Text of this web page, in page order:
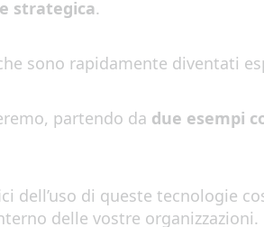
e strategica.
sono rapidamente diventati
, partendo da due esempi
dell’uso di queste tecnologie
delle vostre organizzazioni.